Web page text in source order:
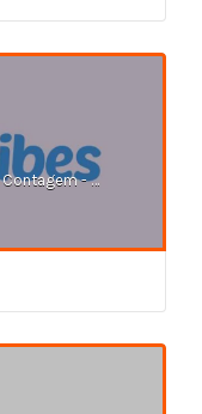
R. Mario Vital, 168 - Box 145 - Eldorado, Contagem - MG